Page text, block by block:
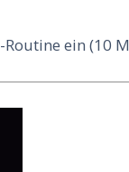
ein (10